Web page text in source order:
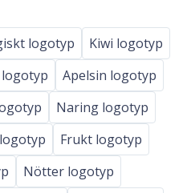
logotyp
Kiwi logotyp
Apelsin logotyp
Naring logotyp
Frukt logotyp
Nötter logotyp